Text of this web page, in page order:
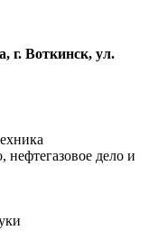
г. Воткинск, ул.
нефтегазовое дело и